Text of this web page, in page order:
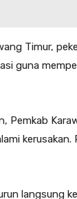
Timur,
guna
Pemkab
langsung